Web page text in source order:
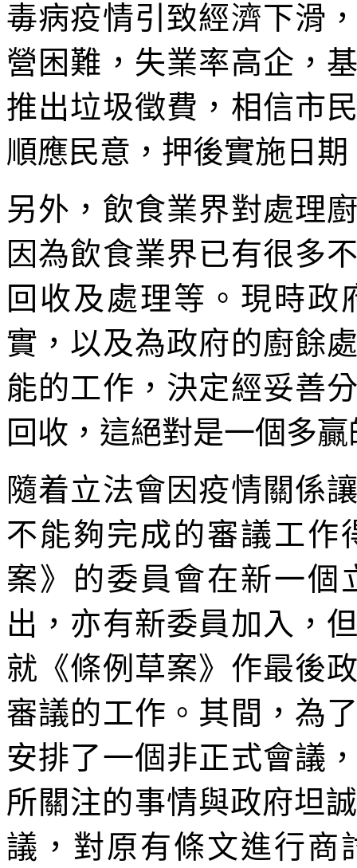
毒病疫情引致經濟下滑
營困難，失業率高企，
推出垃圾徵費，相信市
順應民意，押後實施日
另外，飲食業界對處理
因為飲食業界已有很多
回收及處理等。現時
實，以及為政府的廚餘
能的工作，決定經妥善
回收，這絕對是一個多
隨着立法會因疫情關係
不能夠完成的審議工作
案》的委員會在新一個
出，亦有新委員加入，
就《條例草案》作最後
審議的工作。其間，為
安排了一個非正式會議
所關注的事情與政府坦
議，對原有條文進行商